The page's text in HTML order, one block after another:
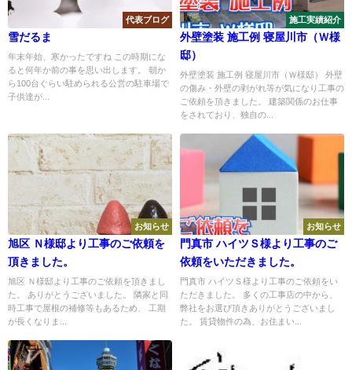
代表ブログ
雪だるま
年末年始、寒かったですね この時期にな
ると何年か前の事を思い出します。 朝か
ら100台ぐらい駐められる公営の駐車場で
子供達が...
施工実績紹介
外壁塗装 施工例 寝屋川市（Ｗ様
邸）
外壁塗装 施工例 寝屋川市（Ｗ様邸） 外壁
の傷み・外壁の剥がれ等が気になり工事の
ご依頼を頂きました。 建築関係のお仕事
をされており、独自の...
お知らせ
旭区 Ｎ様邸より工事のご依頼を
頂きました。
旭区 Ｎ様邸より工事のご依頼を頂きまし
た。 ありがとうございました。 隣家と同
時工事で屋根の補修等もあるため、 工期
が長くなりま...
お知らせ
門真市 ハイツＳ様より工事のご
依頼をいただきました。
門真市 ハイツＳ様より工事のご依頼をい
ただきました。 多くの工事店の中から、
弊社をお選び頂きありがとうございまし
た。 賃貸物件の為、お住まい...